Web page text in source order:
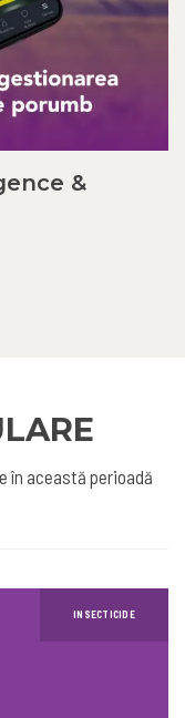
&
în această perioadă
INSECTICIDE